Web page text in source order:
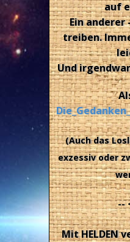
auf
Ein anderer
treiben.
Und
(Auch das
exzessiv oder
--
Mit HELDEN